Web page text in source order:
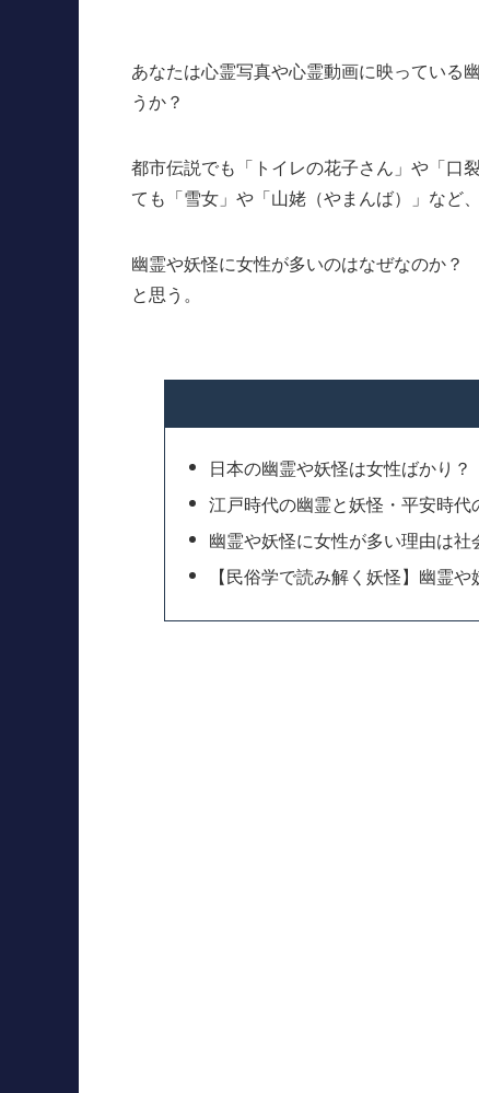
あなたは心霊写真や心霊動画に映っている
うか？
都市伝説でも「トイレの花子さん」や「口
ても「雪女」や「山姥（やまんば）」など
幽霊や妖怪に女性が多いのはなぜなのか
と思う。
日本の幽霊や妖怪は女性ばかり？
江戸時代の幽霊と妖怪・平安時代
幽霊や妖怪に女性が多い理由は
【民俗学で読み解く妖怪】幽霊